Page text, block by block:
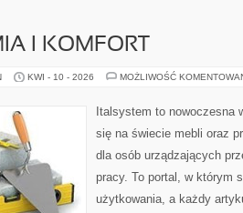
I KOMFORT
KWI - 10 - 2026 MOŻLIWOŚĆ
Italsystem to nowoczesna
się na świecie mebli oraz
dla osób urządzających
pracy. To portal, w którym
użytkowania, a każdy